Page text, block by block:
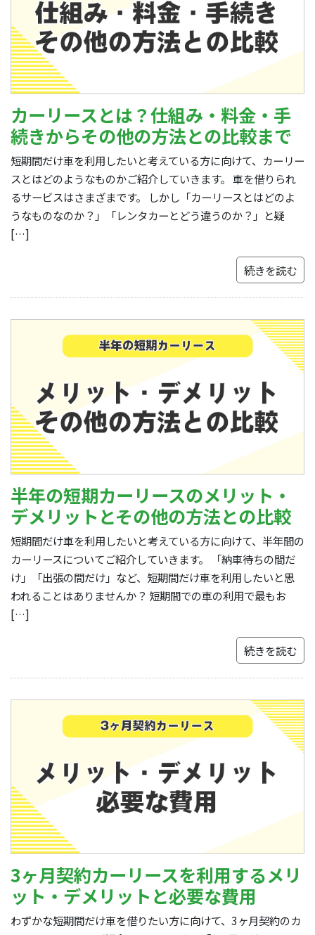
カーリースとは？仕組み・料金・手
続きからその他の方法との比較まで
短期間だけ車を利用したいと考えている方に向けて、カーリー
スとはどのようなものかご紹介していきます。 車を借りられ
るサービスはさまざまです。 しかし「カーリースとはどのよ
うなものなのか？」「レンタカーとどう違うのか？」と疑
[…]
続きを読む
半年の短期カーリースのメリット・
デメリットとその他の方法との比較
短期間だけ車を利用したいと考えている方に向けて、半年間の
カーリースについてご紹介していきます。 「納車待ちの間だ
け」「出張の間だけ」など、短期間だけ車を利用したいと思
われることはありませんか？ 短期間での車の利用で最もお
[…]
続きを読む
3ヶ月契約カーリースを利用するメリ
ット・デメリットと必要な費用
わずかな短期間だけ車を借りたい方に向けて、3ヶ月契約のカ